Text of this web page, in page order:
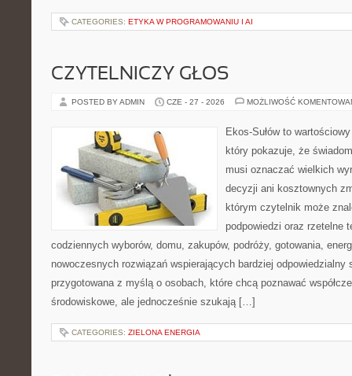
CATEGORIES: ETYKA W PROGRAMOWANIU I AI
CZYTELNICZY GŁOS
POSTED BY ADMIN CZE - 27 - 2026 MOŻLIWOŚĆ
Ekos-Sułów to
który pokazuje, że
musi oznaczać wielkich
decyzji ani kosztownych
którym czytelnik może
podpowiedzi oraz rzetelne
codziennych wyborów, domu, zakupów, podróży, gotowania,
nowoczesnych rozwiązań wspierających bardziej odpowiedzialny
przygotowana z myślą o osobach, które chcą poznawać
środowiskowe, ale jednocześnie szukają […]
CATEGORIES: ZIELONA ENERGIA